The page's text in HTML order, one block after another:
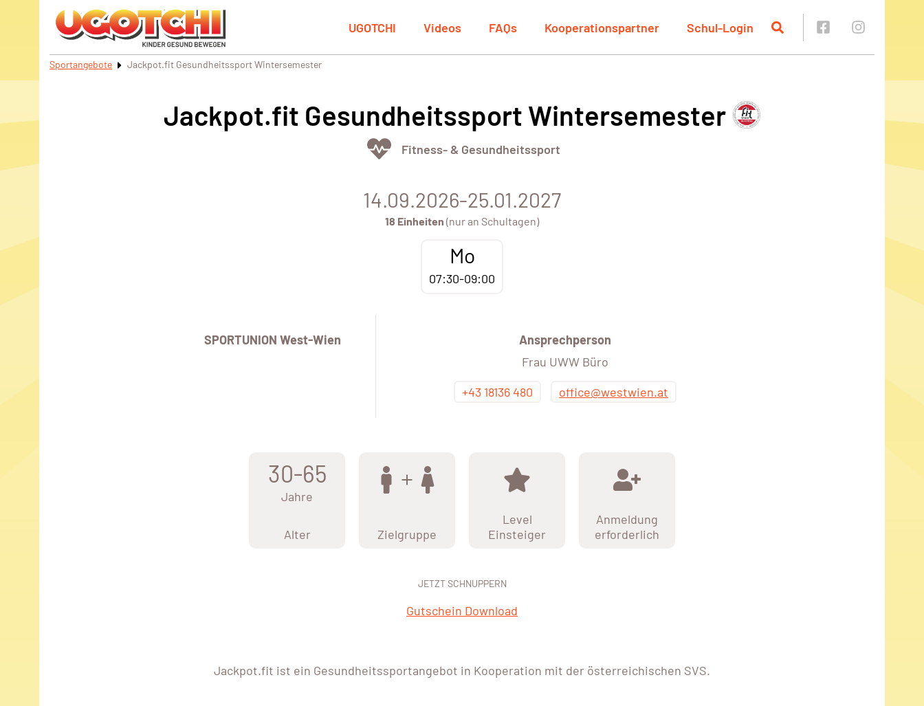
UGOTCHI Videos FAQs Kooperationspartner Schul-Login
Sportangebote Jackpot.fit Gesundheitssport Wintersemester
Jackpot.fit Gesundheitssport Wintersemester
Fitness- & Gesundheitssport
14.09.2026-25.01.2027
18 Einheiten (nur an Schultagen)
Mo
07:30-09:00
SPORTUNION West-Wien
Ansprechperson
Frau UWW Büro
+43 18136 480
office@westwien.at
30-65
Jahre
Alter Zielgruppe
Level
Einsteiger
Anmeldung
erforderlich
JETZT SCHNUPPERN
Gutschein Download
Jackpot.fit ist ein Gesundheitssportangebot in Kooperation mit der österreichischen SVS.